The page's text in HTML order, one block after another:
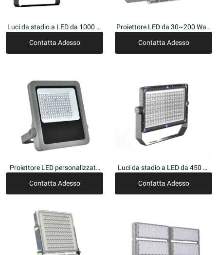
Luci da stadio a LED da 1000 W
per arene all'aperto, 150Lm/W,
250~2500W
Contatta Adesso
Proiettore LED da 30~200 Watt
esterni personalizzati 150 Watt
equivalenti | IP65 Antiriflesso
Contatta Adesso
Proiettore LED personalizzato
160Lm/W,
2200K~5000K~6500K, IP65
Contatta Adesso
Luci da stadio a LED da 450 W,
sportiva ad alte prestazioni, 140
Lm/W
Contatta Adesso